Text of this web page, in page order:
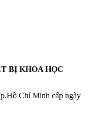
BỊ KHOA HỌC
Chí Minh cấp ngày